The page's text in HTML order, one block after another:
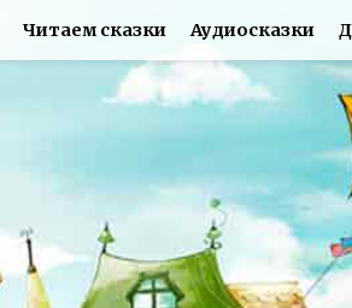
Читаем сказки Аудиосказки